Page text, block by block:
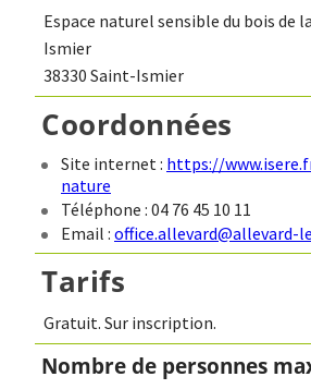
Espace naturel sensible du bois de
Ismier
38330 Saint-Ismier
Coordonnées
Site internet : https://
nature
Téléphone : 04 76 45 10 11
Email : office.allevard@allevard-
Tarifs
Gratuit. Sur inscription.
Nombre de personnes